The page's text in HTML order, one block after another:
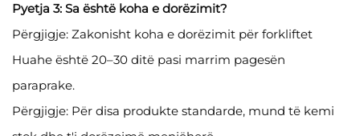
Pyetja 3: Sa është koha e dorëzimit?
Përgjigje: Zakonisht koha e dorëzimit për forkliftet
Huahe është 20–30 ditë pasi marrim pagesën
paraprake.
Përgjigje: Për disa produkte standarde, mund të kemi